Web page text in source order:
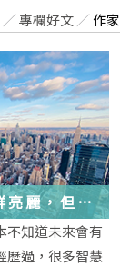
／專欄好文 ／ 作家
亮麗，但每
你
不知道未來會有
歷過，很多智慧